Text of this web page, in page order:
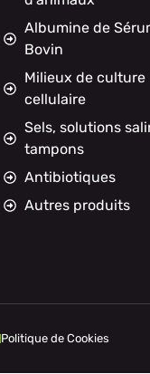
Albumine de
Bovin
Milieux de culture
cellulaire
Sels, solutions
tampons
Antibiotiques
Autres produits
Politique de Cookies